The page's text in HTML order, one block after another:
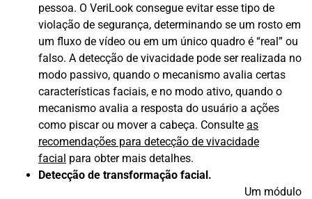
pessoa. O VeriLook consegue evitar esse tipo de
violação de segurança, determinando se um rosto em
um fluxo de vídeo ou em um único quadro é “real” ou
falso. A detecção de vivacidade pode ser realizada no
modo passivo, quando o mecanismo avalia certas
características faciais, e no modo ativo, quando o
mecanismo avalia a resposta do usuário a ações
como piscar ou mover a cabeça. Consulte as
recomendações para detecção de vivacidade
facial para obter mais detalhes.
Detecção de transformação facial.
Um módulo